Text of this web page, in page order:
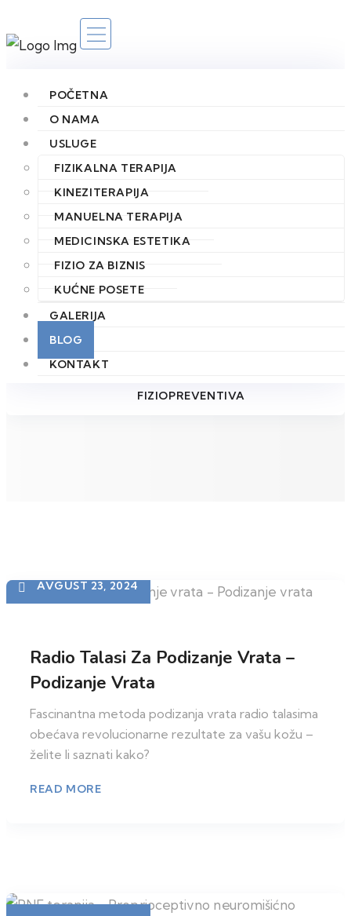
POČETNA
O NAMA
USLUGE
FIZIKALNA TERAPIJA
KINEZITERAPIJA
MANUELNA TERAPIJA
MEDICINSKA ESTETIKA
FIZIO ZA BIZNIS
KUĆNE POSETE
GALERIJA
BLOG
KONTAKT
Cena terapijske
masaže Arhive |
FizioPreventiva
CENA TERAPIJSKE MASAŽE ARHIVE |
FIZIOPREVENTIVA
AVGUST 23, 2024
Radio Talasi Za Podizanje Vrata –
Podizanje Vrata
Fascinantna metoda podizanja vrata radio talasima
obećava revolucionarne rezultate za vašu kožu –
želite li saznati kako?
READ MORE